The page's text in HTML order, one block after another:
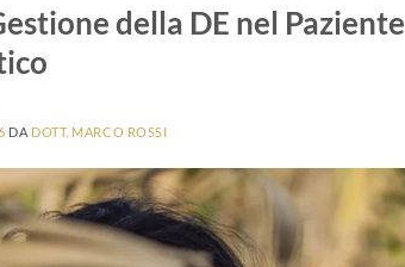
della DE nel Paziente
DA DOTT. MARCO ROSSI